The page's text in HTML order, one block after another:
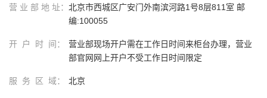
营 业 部 地 址： 北京市西城区广安门外南滨河路1号8层811室 邮
编:100055
开 户 时 间：
营业部现场开户需在工作日时间来柜台办理，营业
部官网网上开户不受工作日时间限定
服 务 区 域： 北京